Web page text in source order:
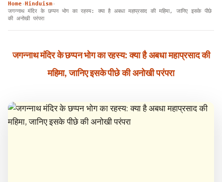
Home› Hinduism›
जगन्नाथ मंदिर के छप्पन भोग का रहस्य: क्या है अबधा महाप्रसाद की महिमा, जानिए इसके पीछे
की अनोखी परंपरा
जगन्नाथ मंदिर के छप्पन भोग का रहस्य: क्या है अबधा महाप्रसाद की
महिमा, जानिए इसके पीछे की अनोखी परंपरा